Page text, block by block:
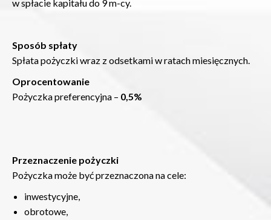
w spłacie kapitału do 9 m-cy.
Sposób spłaty
Spłata pożyczki wraz z odsetkami w ratach miesięcznych.
Oprocentowanie
Pożyczka preferencyjna – 0,5%
Przeznaczenie pożyczki
Pożyczka może być przeznaczona na cele:
inwestycyjne,
obrotowe,